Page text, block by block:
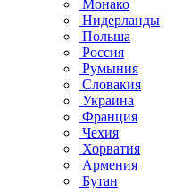
Монако
Нидерланды
Польша
Россия
Румыния
Словакия
Украина
Франция
Чехия
Хорватия
Армения
Бутан